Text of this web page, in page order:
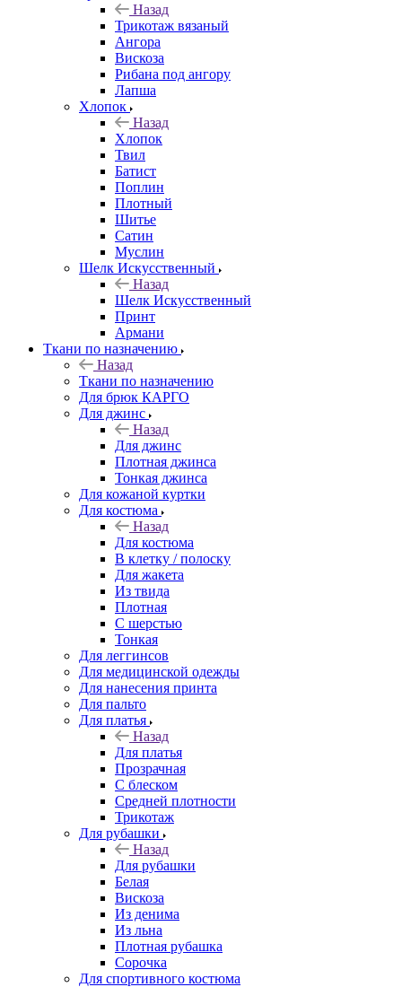
Назад
Трикотаж вязаный
Ангора
Вискоза
Рибана под ангору
Лапша
Хлопок
Назад
Хлопок
Твил
Батист
Поплин
Плотный
Шитье
Сатин
Муслин
Шелк Искусственный
Назад
Шелк Искусственный
Принт
Армани
Ткани по назначению
Назад
Ткани по назначению
Для брюк КАРГО
Для джинс
Назад
Для джинс
Плотная джинса
Тонкая джинса
Для кожаной куртки
Для костюма
Назад
Для костюма
В клетку / полоску
Для жакета
Из твида
Плотная
С шерстью
Тонкая
Для леггинсов
Для медицинской одежды
Для нанесения принта
Для пальто
Для платья
Назад
Для платья
Прозрачная
С блеском
Средней плотности
Трикотаж
Для рубашки
Назад
Для рубашки
Белая
Вискоза
Из денима
Из льна
Плотная рубашка
Сорочка
Для спортивного костюма